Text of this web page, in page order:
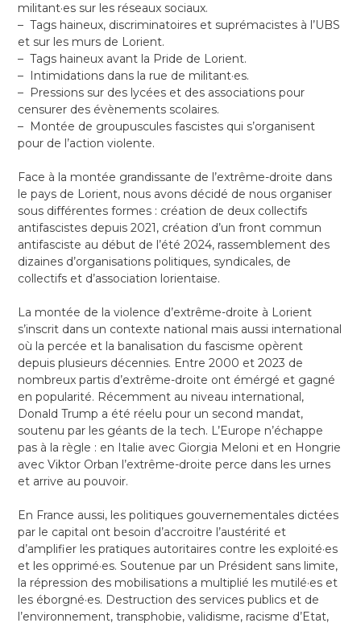
militant·es sur les réseaux sociaux.
– Tags haineux, discriminatoires et suprémacistes à l’UBS
et sur les murs de Lorient.
– Tags haineux avant la Pride de Lorient.
– Intimidations dans la rue de militant·es.
– Pressions sur des lycées et des associations pour
censurer des évènements scolaires.
– Montée de groupuscules fascistes qui s’organisent
pour de l’action violente.
Face à la montée grandissante de l’extrême-droite dans
le pays de Lorient, nous avons décidé de nous organiser
sous différentes formes : création de deux collectifs
antifascistes depuis 2021, création d’un front commun
antifasciste au début de l’été 2024, rassemblement des
dizaines d’organisations politiques, syndicales, de
collectifs et d’association lorientaise.
La montée de la violence d’extrême-droite à Lorient
s’inscrit dans un contexte national mais aussi international
où la percée et la banalisation du fascisme opèrent
depuis plusieurs décennies. Entre 2000 et 2023 de
nombreux partis d’extrême-droite ont émérgé et gagné
en popularité. Récemment au niveau international,
Donald Trump a été réelu pour un second mandat,
soutenu par les géants de la tech. L’Europe n’échappe
pas à la règle : en Italie avec Giorgia Meloni et en Hongrie
avec Viktor Orban l’extrême-droite perce dans les urnes
et arrive au pouvoir.
En France aussi, les politiques gouvernementales dictées
par le capital ont besoin d’accroitre l’austérité et
d’amplifier les pratiques autoritaires contre les exploité·es
et les opprimé·es. Soutenue par un Président sans limite,
la répression des mobilisations a multiplié les mutilé·es et
les éborgné·es. Destruction des services publics et de
l’environnement, transphobie, validisme, racisme d’Etat,